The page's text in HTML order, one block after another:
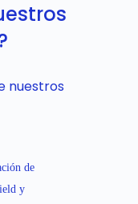
nuestros
de
y